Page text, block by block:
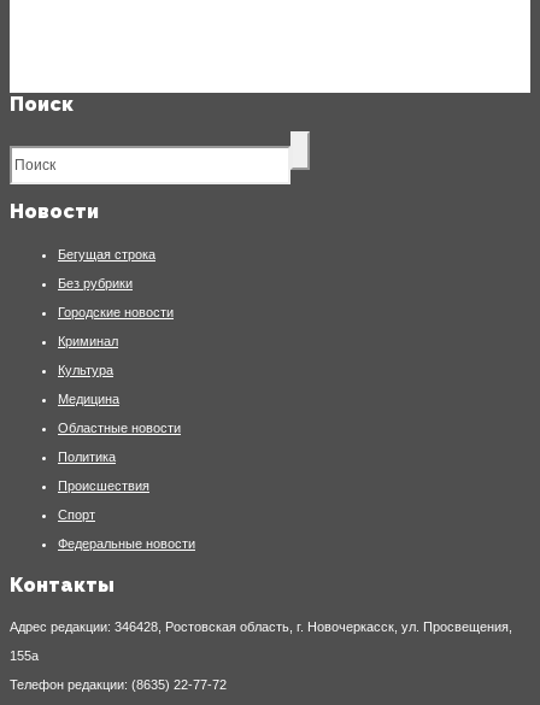
Поиск
Новости
Бегущая строка
Без рубрики
Городские новости
Криминал
Культура
Медицина
Областные новости
Политика
Происшествия
Спорт
Федеральные новости
Контакты
Адрес редакции: 346428, Ростовская область, г. Новочеркасск, ул. Просвещения,
155а
Телефон редакции: (8635) 22-77-72